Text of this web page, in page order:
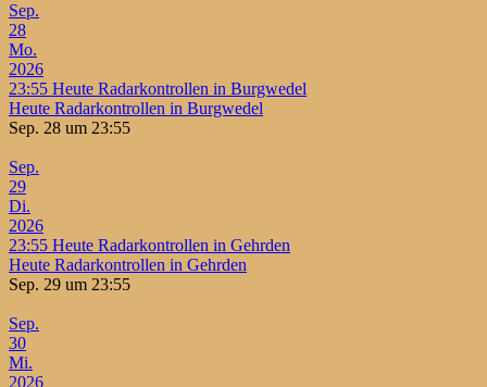
Sep.
28
Mo.
2026
23:55 Heute Radarkontrollen in Burgwedel
Heute Radarkontrollen in Burgwedel
Sep. 28 um 23:55
Sep.
29
Di.
2026
23:55 Heute Radarkontrollen in Gehrden
Heute Radarkontrollen in Gehrden
Sep. 29 um 23:55
Sep.
30
Mi.
2026